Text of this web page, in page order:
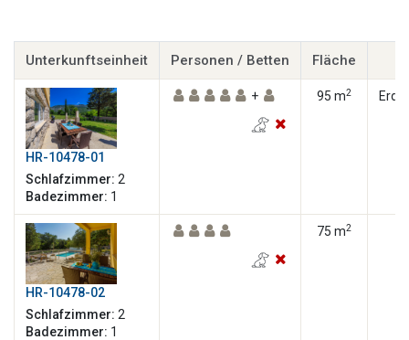
Unterkunftseinheit Personen / Betten Fläche
HR-10478-01
Schlafzimmer: 2
Badezimmer: 1
+ 95 m2
HR-10478-02
Schlafzimmer: 2
Badezimmer: 1
75 m2